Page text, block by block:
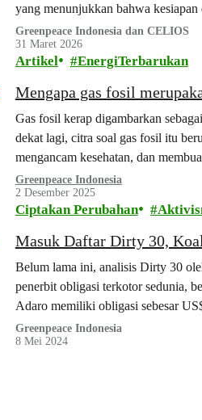
yang menunjukkan bahwa
Greenpeace Indonesia dan CELIOS
31 Maret 2026
Artikel EnergiTerbarukan
Mengapa gas fosil
Gas fosil kerap digambarkan
dekat lagi, citra soal gas fosil itu
mengancam kesehatan, dan
pasok — mulai…
Greenpeace Indonesia
2 Desember 2025
Ciptakan Perubahan
Masuk Daftar Dirty 30,
Belum lama ini, analisis Dirty 30
penerbit obligasi terkotor sedunia,
Adaro memiliki obligasi sebesar
Greenpeace Indonesia
8 Mei 2024